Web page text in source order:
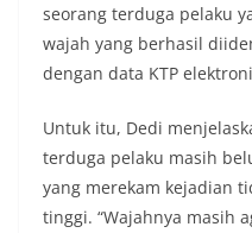
seorang terduga pelaku
wajah yang berhasil
dengan data KTP
Untuk itu, Dedi
terduga pelaku masih
yang merekam kejadian
tinggi. “Wajahnya masih